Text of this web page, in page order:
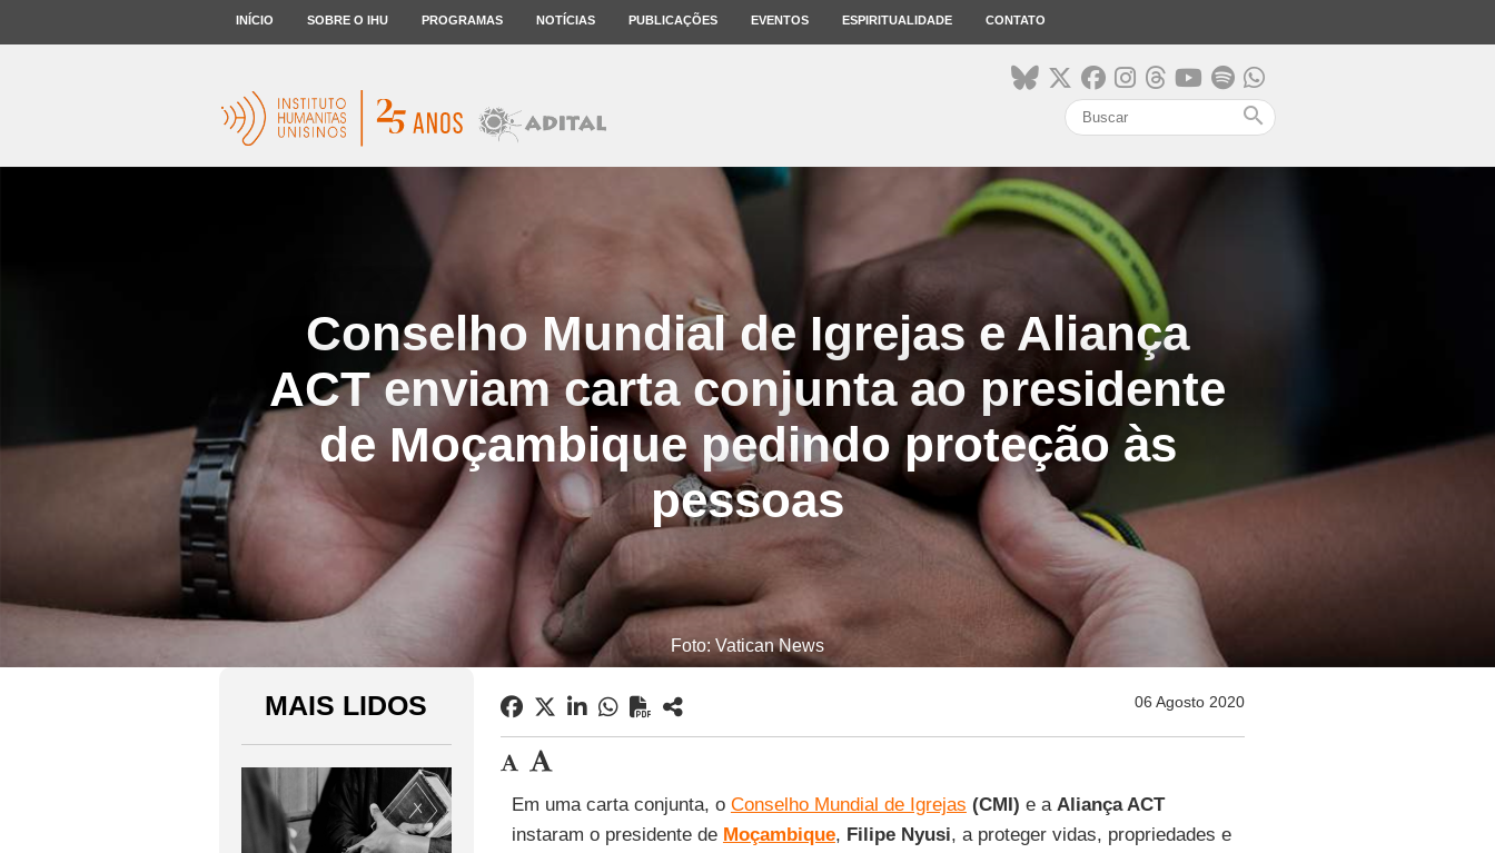
INÍCIO SOBRE O IHU PROGRAMAS NOTÍCIAS PUBLICAÇÕES EVENTOS ESPIRITUALIDADE CONTATO
search
Conselho Mundial de Igrejas e Aliança
ACT enviam carta conjunta ao presidente
de Moçambique pedindo proteção às
pessoas
Foto: Vatican News
MAIS LIDOS 06 Agosto 2020
Em uma carta conjunta, o Conselho Mundial de Igrejas (CMI) e a Aliança ACT
instaram o presidente de Moçambique, Filipe Nyusi, a proteger vidas, propriedades e